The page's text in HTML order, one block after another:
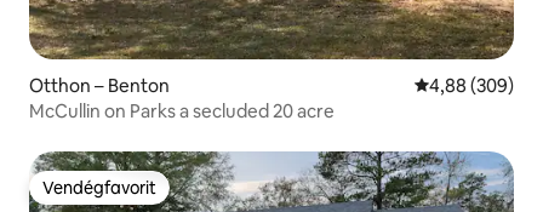
Otthon – Benton Átlagos
4,88 (309)
McCullin on Parks a secluded 20 acre
Vendégfavorit
Vendégfavorit